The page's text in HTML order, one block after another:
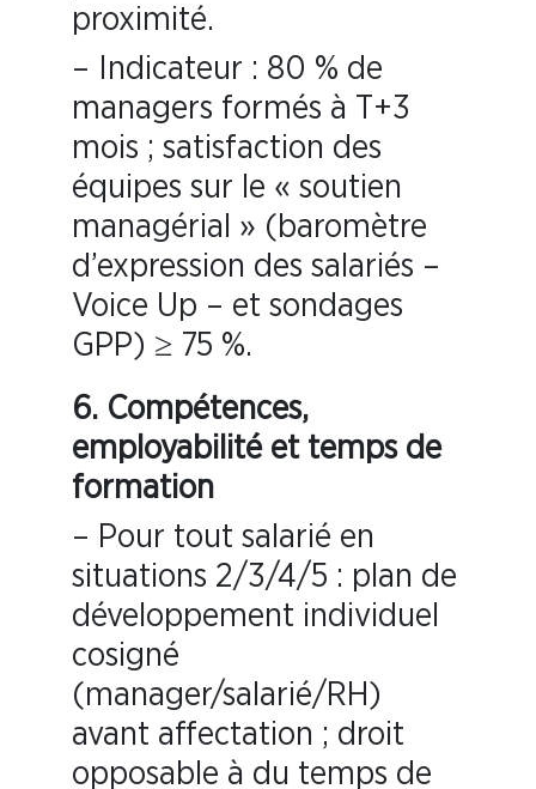
proximité.
– Indicateur : 80 % de
managers formés à T+3
mois ; satisfaction des
équipes sur le « soutien
managérial » (baromètre
d’expression des salariés –
Voice Up – et sondages
GPP) ≥ 75 %.
6. Compétences,
employabilité et temps de
formation
– Pour tout salarié en
situations 2/3/4/5 : plan de
développement individuel
cosigné
(manager/salarié/RH)
avant affectation ; droit
opposable à du temps de